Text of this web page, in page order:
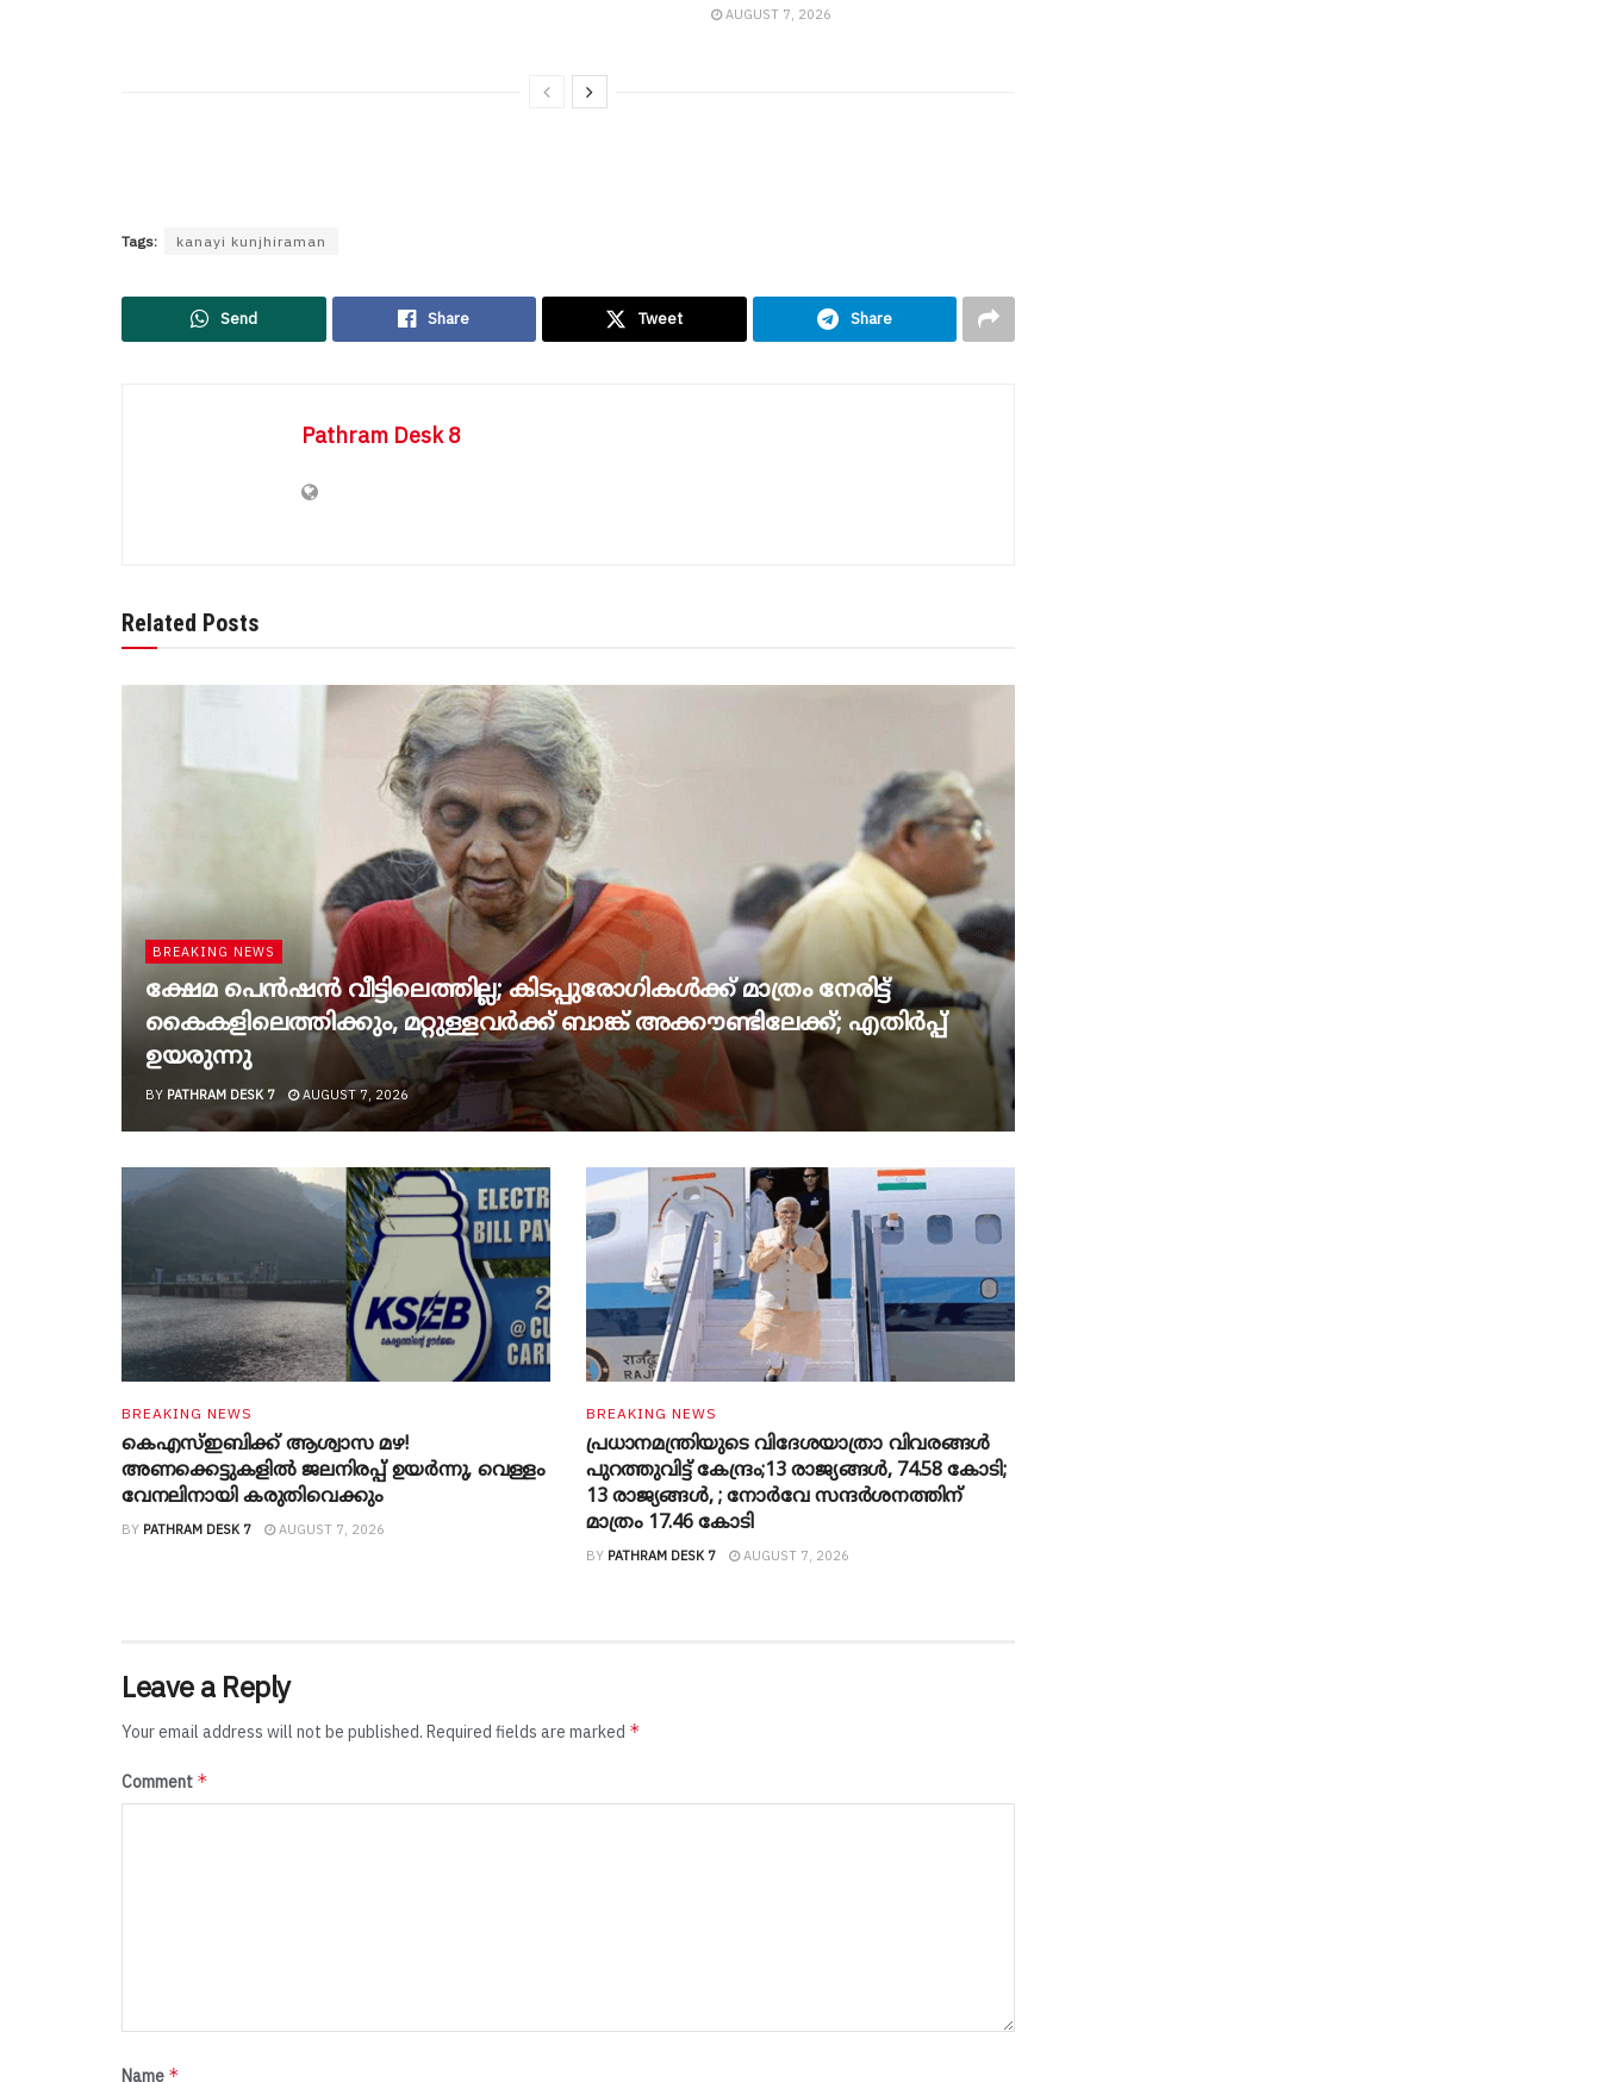
AUGUST 7, 2026
Tags: kanayi kunjhiraman
Send Share Tweet Share
Pathram Desk 8
Related Posts
BREAKING NEWS
ക്ഷേമ പെൻഷൻ വീട്ടിലെത്തില്ല; കിടപ്പുരോഗികൾക്ക് മാത്രം നേരിട്ട്
കൈകളിലെത്തിക്കും, മറ്റുള്ളവർക്ക് ബാങ്ക് അക്കൗണ്ടിലേക്ക്; എതിർപ്പ്
ഉയരുന്നു
BY PATHRAM DESK 7 AUGUST 7, 2026
BREAKING NEWS
കെഎസ്ഇബിക്ക് ആശ്വാസ മഴ!
അണക്കെട്ടുകളിൽ ജലനിരപ്പ് ഉയർന്നു, വെള്ളം
വേനലിനായി കരുതിവെക്കും
BY PATHRAM DESK 7 AUGUST 7, 2026
BREAKING NEWS
പ്രധാനമന്ത്രിയുടെ വിദേശയാത്രാ വിവരങ്ങൾ
പുറത്തുവിട്ട് കേന്ദ്രം;13 രാജ്യങ്ങൾ, 74.58 കോടി;
13 രാജ്യങ്ങൾ, ; നോർവേ സന്ദർശനത്തിന്
മാത്രം 17.46 കോടി
BY PATHRAM DESK 7 AUGUST 7, 2026
Leave a Reply
Your email address will not be published. Required fields are marked *
Comment *
Name *